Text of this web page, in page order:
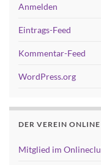
Anmelden
Eintrags-Feed
Kommentar-Feed
WordPress.org
DER VEREIN ONLINE
Mitglied im